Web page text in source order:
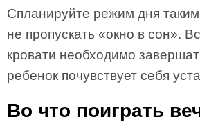
Спланируйте режим дня
не пропускать «окно в сон».
кровати необходимо
ребенок почувствует себя
Во что поиграть